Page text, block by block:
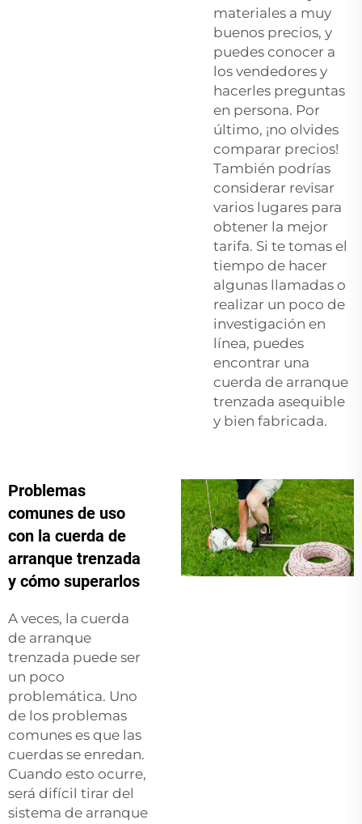
materiales a muy
buenos precios, y
puedes conocer a
los vendedores y
hacerles preguntas
en persona. Por
último, ¡no olvides
comparar precios!
También podrías
considerar revisar
varios lugares para
obtener la mejor
tarifa. Si te tomas el
tiempo de hacer
algunas llamadas o
realizar un poco de
investigación en
línea, puedes
encontrar una
cuerda de arranque
trenzada asequible
y bien fabricada.
Problemas
comunes de uso
con la cuerda de
arranque trenzada
y cómo superarlos
A veces, la cuerda
de arranque
trenzada puede ser
un poco
problemática. Uno
de los problemas
comunes es que las
cuerdas se enredan.
Cuando esto ocurre,
será difícil tirar del
sistema de arranque